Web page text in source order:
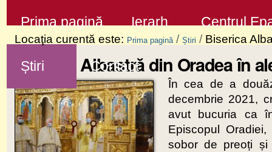
la
conţinut
Sari
la
navigare
Prima pagină Ierarh Centrul
Știri Contact
Locaţia curentă este: Prima pagină / Știri / Biserica
Biserica Albastră din Oradea în
În cea de a
decembrie 2021,
avut bucuria ca
Episcopul
sobor de preoți și